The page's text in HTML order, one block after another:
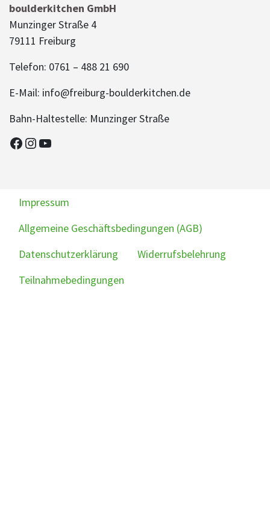
boulderkitchen GmbH
Munzinger Straße 4
79111 Freiburg
Telefon: 0761 – 488 21 690
E-Mail: info@freiburg-boulderkitchen.de
Bahn-Haltestelle: Munzinger Straße
Facebook
Instagram
YouTube
Impressum
Allgemeine Geschäftsbedingungen (AGB)
Datenschutzerklärung
Widerrufsbelehrung
Teilnahmebedingungen